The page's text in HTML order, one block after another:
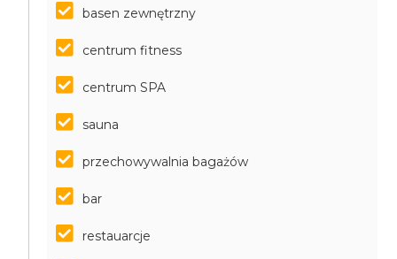
basen zewnętrzny
centrum fitness
centrum SPA
sauna
przechowywalnia bagażów
bar
restauarcje